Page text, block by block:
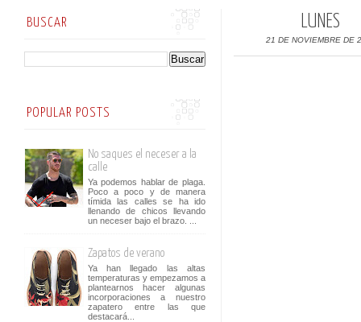
LUNES
21 DE NOVIEMBRE DE
BUSCAR
POPULAR POSTS
No saques el neceser a la
calle
Ya podemos hablar de plaga.
Poco a poco y de manera
tímida las calles se ha ido
llenando de chicos llevando
un neceser bajo el brazo. ...
Zapatos de verano
Ya han llegado las altas
temperaturas y empezamos a
plantearnos hacer algunas
incorporaciones a nuestro
zapatero entre las que
destacará...